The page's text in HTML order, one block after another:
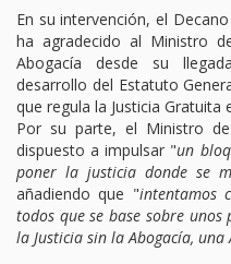
En su intervención, el
ha agradecido al Ministro
Abogacía desde su
desarrollo del Estatuto
que regula la Justicia
Por su parte, el Ministro
dispuesto a impulsar "un
poner la justicia donde se
añadiendo que "intentamos
todos que se base sobre unos
la Justicia sin la Abogacía,